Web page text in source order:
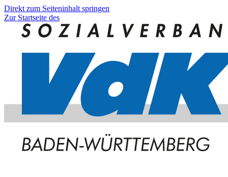
Direkt zum Seiteninhalt springen
Zur Startseite des